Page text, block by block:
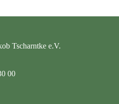
Tscharntke e.V.
00